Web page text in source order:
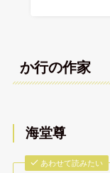
か行の作家
海堂尊
あわせて読みたい